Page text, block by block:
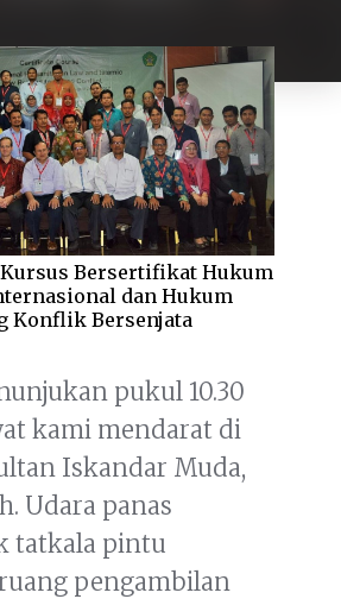
Kursus Bersertifikat Hukum
dan Hukum
Konflik Bersenjata
pukul 10.30
kami mendarat di
Iskandar Muda,
Udara panas
tatkala pintu
pengambilan